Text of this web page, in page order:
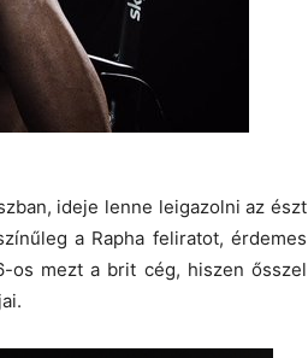
ideje lenne leigazolni az észt
a Rapha feliratot, érdemes
os mezt a brit cég, hiszen ősszel